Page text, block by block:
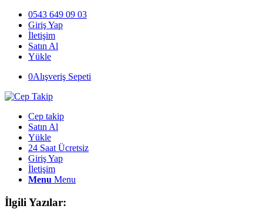
0543 649 09 03
Giriş Yap
İletişim
Satın Al
Yükle
0Alışveriş Sepeti
Cep takip
Satın Al
Yükle
24 Saat Ücretsiz
Giriş Yap
İletişim
Menu Menu
İlgili Yazılar: